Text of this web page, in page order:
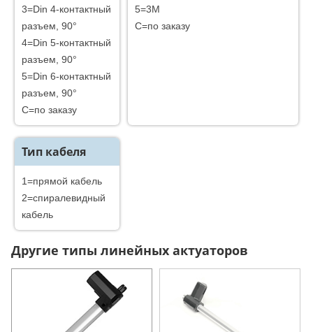
3=Din 4-контактный
разъем, 90°
4=Din 5-контактный
разъем, 90°
5=Din 6-контактный
разъем, 90°
C=по заказу
5=3M
C=по заказу
Тип кабеля
1=прямой кабель
2=спиралевидный
кабель
Другие типы линейных актуаторов